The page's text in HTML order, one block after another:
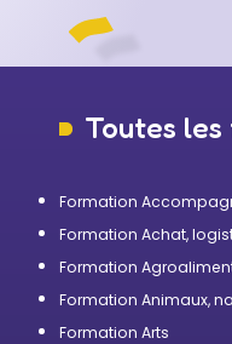
Toutes
Formation
Formation Achat,
Formation
Formation Animaux,
Formation Arts